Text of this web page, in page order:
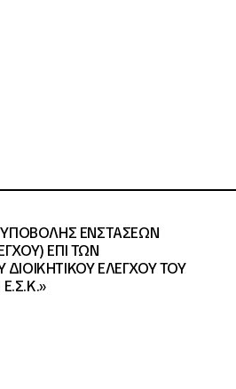
ΥΠΟΒΟΛΗΣ ΕΝΣΤΑΣΕΩΝ
ΕΠΙ ΤΩΝ
ΕΛΕΓΧΟΥ ΤΟΥ